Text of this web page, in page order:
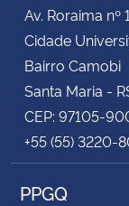
Av. Roraima nº
Cidade
Bairro Camobi
Santa Maria -
CEP: 97105-
+55 (55) 3220-
PPGQ